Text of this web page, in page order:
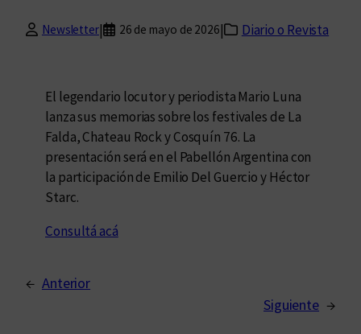
Newsletter| 26 de mayo de 2026| Diario o Revista
El legendario locutor y periodista Mario Luna
lanza sus memorias sobre los festivales de La
Falda, Chateau Rock y Cosquín 76. La
presentación será en el Pabellón Argentina con
la participación de Emilio Del Guercio y Héctor
Starc.
Consultá acá
← Anterior
Siguiente →